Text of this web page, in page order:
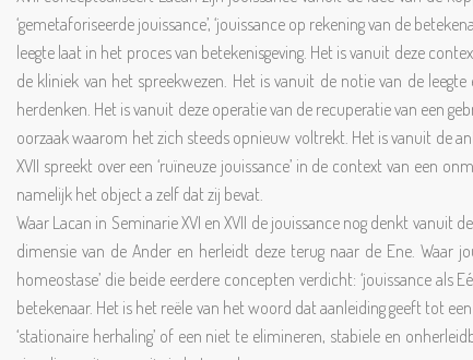
‘gemetaforiseerde jouissance’, ‘jouissance op rekening van de
leegte laat in het proces van betekenisgeving. Het is vanuit deze
de kliniek van het spreekwezen. Het is vanuit de notie van de
herdenken. Het is vanuit deze operatie van de recuperatie van een
oorzaak waarom het zich steeds opnieuw voltrekt. Het is vanuit de
XVII spreekt over een ‘ruïneuze jouissance’ in de context van een
namelijk het object a zelf dat zij bevat.
Waar Lacan in Seminarie XVI en XVII de jouissance nog denkt
dimensie van de Ander en herleidt deze terug naar de Ene. Waar
homeostase’ die beide eerdere concepten verdicht: ‘jouissance als
betekenaar. Het is het reële van het woord dat aanleiding geeft tot
‘stationaire herhaling’ of een niet te elimineren, stabiele en